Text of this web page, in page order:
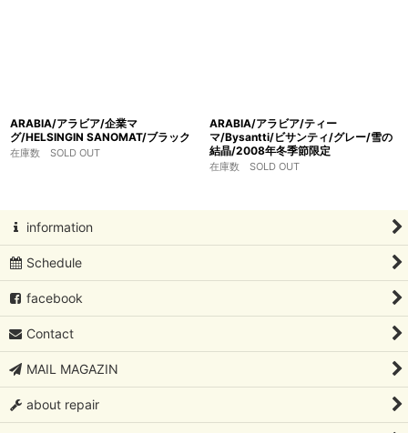
ARABIA/アラビア/企業マ
グ/HELSINGIN SANOMAT/ブラック
在庫数 SOLD OUT
ARABIA/アラビア/ティー
マ/Bysantti/ビサンティ/グレー/雪の
結晶/2008年冬季節限定
在庫数 SOLD OUT
information
Schedule
facebook
Contact
MAIL MAGAZIN
about repair